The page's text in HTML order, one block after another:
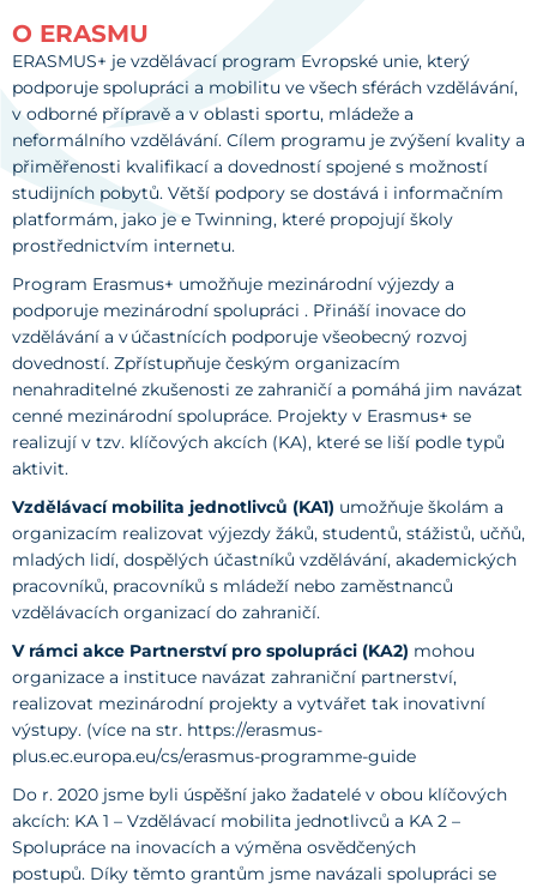
O ERASMU
ERASMUS+ je vzdělávací program Evropské unie, který
podporuje spolupráci a mobilitu ve všech sférách vzdělávání,
v odborné přípravě a v oblasti sportu, mládeže a
neformálního vzdělávání. Cílem programu je zvýšení kvality a
přiměřenosti kvalifikací a dovedností spojené s možností
studijních pobytů. Větší podpory se dostává i informačním
platformám, jako je e Twinning, které propojují školy
prostřednictvím internetu.
Program Erasmus+ umožňuje mezinárodní výjezdy a
podporuje mezinárodní spolupráci . Přináší inovace do
vzdělávání a v účastnících podporuje všeobecný rozvoj
dovedností. Zpřístupňuje českým organizacím
nenahraditelné zkušenosti ze zahraničí a pomáhá jim navázat
cenné mezinárodní spolupráce. Projekty v Erasmus+ se
realizují v tzv. klíčových akcích (KA), které se liší podle typů
aktivit.
Vzdělávací mobilita jednotlivců (KA1) umožňuje školám a
organizacím realizovat výjezdy žáků, studentů, stážistů, učňů,
mladých lidí, dospělých účastníků vzdělávání, akademických
pracovníků, pracovníků s mládeží nebo zaměstnanců
vzdělávacích organizací do zahraničí.
V rámci akce Partnerství pro spolupráci (KA2) mohou
organizace a instituce navázat zahraniční partnerství,
realizovat mezinárodní projekty a vytvářet tak inovativní
výstupy. (více na str. https://erasmus-
plus.ec.europa.eu/cs/erasmus-programme-guide
Do r. 2020 jsme byli úspěšní jako žadatelé v obou klíčových
akcích: KA 1 – Vzdělávací mobilita jednotlivců a KA 2 –
Spolupráce na inovacích a výměna osvědčených
postupů. Díky těmto grantům jsme navázali spolupráci se